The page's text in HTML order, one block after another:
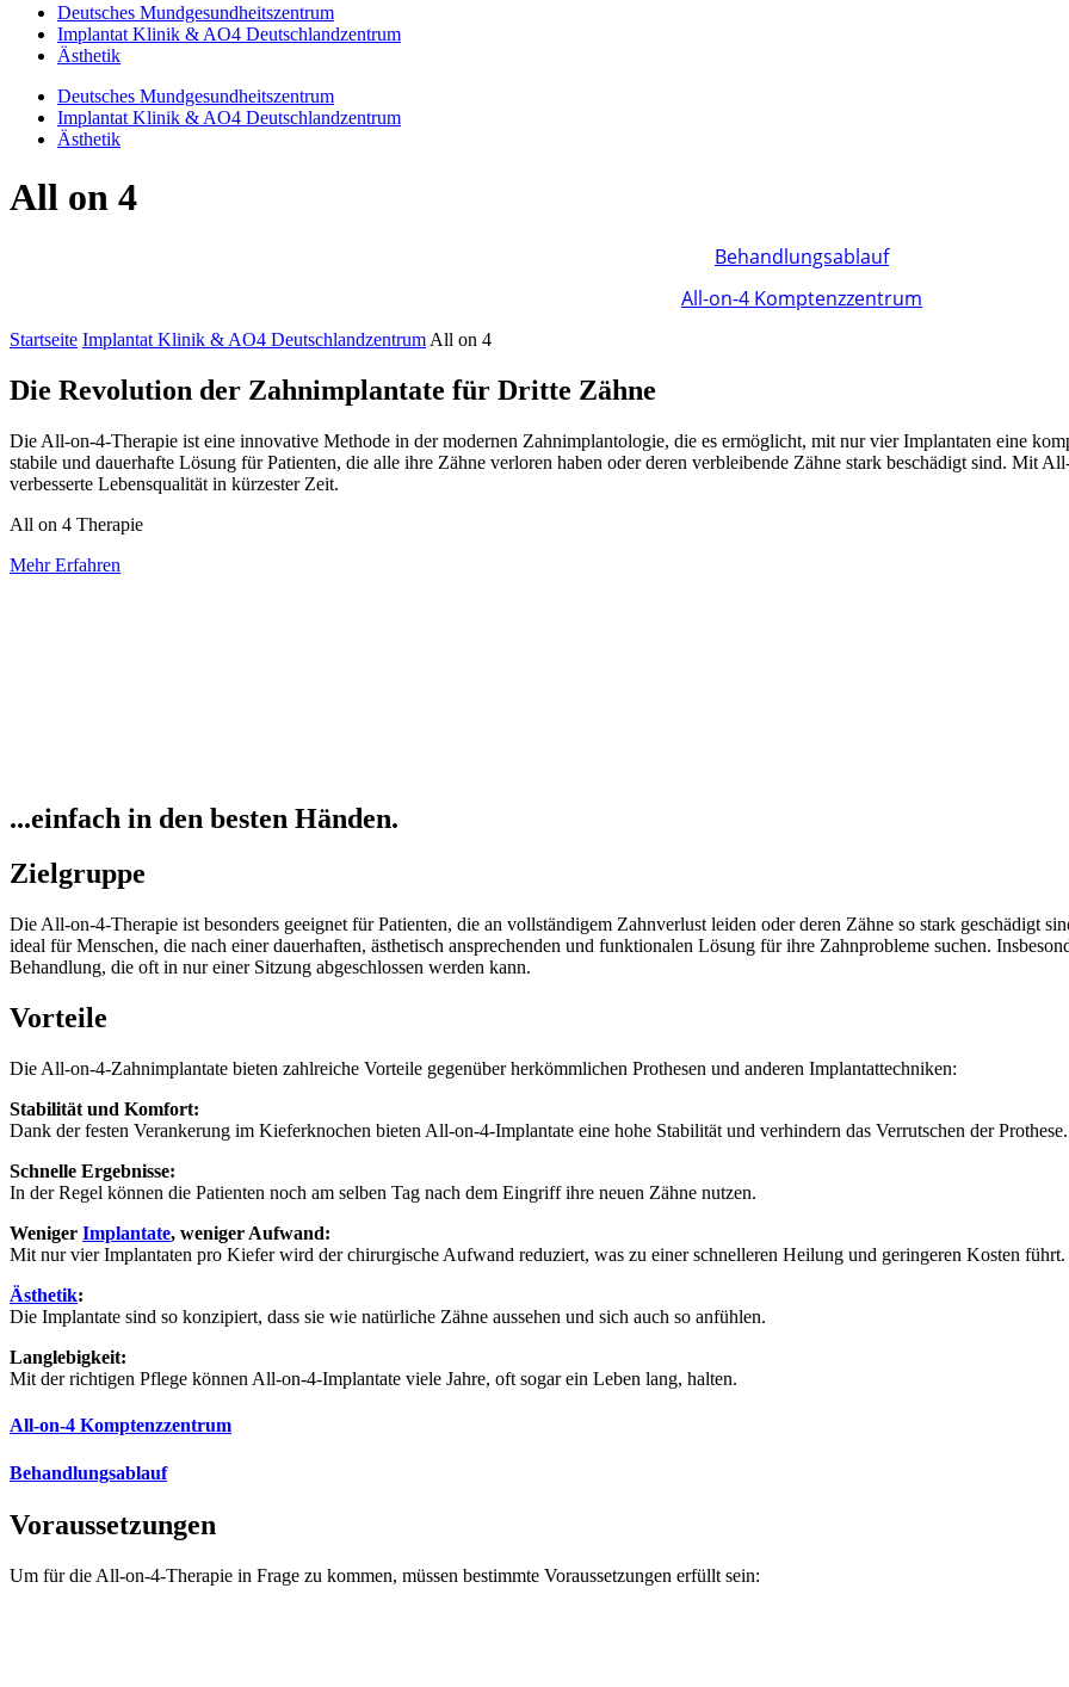
Deutsches Mundgesundheitszentrum
Implantat Klinik & AO4 Deutschlandzentrum
Ästhetik
Deutsches Mundgesundheitszentrum
Implantat Klinik & AO4 Deutschlandzentrum
Ästhetik
All on 4
Behandlungsablauf
All-on-4 Komptenzzentrum
Startseite Implantat Klinik & AO4 Deutschlandzentrum All on 4
Die Revolution der Zahnimplantate für Dritte Zähne
Die All-on-4-Therapie ist eine innovative Methode in der modernen Zahnimplantologie, die es ermöglicht, mit nur vier Implantaten eine
stabile und dauerhafte Lösung für Patienten, die alle ihre Zähne verloren haben oder deren verbleibende Zähne stark beschädigt sind. Mit
verbesserte Lebensqualität in kürzester Zeit.
All on 4 Therapie
Mehr Erfahren
...einfach in den besten Händen.
Zielgruppe
Die All-on-4-Therapie ist besonders geeignet für Patienten, die an vollständigem Zahnverlust leiden oder deren Zähne so stark geschädigt
ideal für Menschen, die nach einer dauerhaften, ästhetisch ansprechenden und funktionalen Lösung für ihre Zahnprobleme suchen.
Behandlung, die oft in nur einer Sitzung abgeschlossen werden kann.
Vorteile
Die All-on-4-Zahnimplantate bieten zahlreiche Vorteile gegenüber herkömmlichen Prothesen und anderen Implantattechniken:
Stabilität und Komfort:
Dank der festen Verankerung im Kieferknochen bieten All-on-4-Implantate eine hohe Stabilität und verhindern das Verrutschen der Prothese.
Schnelle Ergebnisse:
In der Regel können die Patienten noch am selben Tag nach dem Eingriff ihre neuen Zähne nutzen.
Weniger Implantate, weniger Aufwand:
Mit nur vier Implantaten pro Kiefer wird der chirurgische Aufwand reduziert, was zu einer schnelleren Heilung und geringeren Kosten führt.
Ästhetik:
Die Implantate sind so konzipiert, dass sie wie natürliche Zähne aussehen und sich auch so anfühlen.
Langlebigkeit:
Mit der richtigen Pflege können All-on-4-Implantate viele Jahre, oft sogar ein Leben lang, halten.
All-on-4 Komptenzzentrum
Behandlungsablauf
Voraussetzungen
Um für die All-on-4-Therapie in Frage zu kommen, müssen bestimmte Voraussetzungen erfüllt sein: